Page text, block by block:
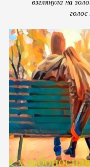
взглянула на